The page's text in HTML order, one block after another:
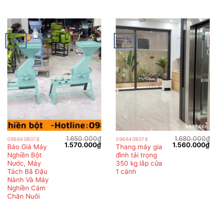
-5%
0966408078
Báo Giá Máy
Nghiền Bột
Nước, Máy
Tách Bã Đậu
Nành Và Máy
Nghiền Cám
Chăn Nuôi
1.650.000₫
Giá
1.570.000₫Giá
1.570.000₫.
-7%
0966408078
Thang máy gia
đình tải trọng
350 kg lắp cửa
1 cánh
1.680.000₫
Giá
1.560.000₫